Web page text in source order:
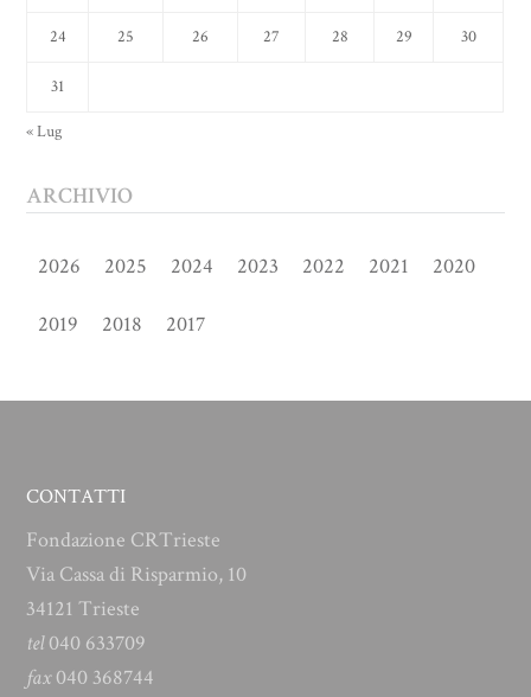
24 25 26 27 28 29 30
31
« Lug
ARCHIVIO
2026 2025 2024 2023 2022 2021 2020
2019 2018 2017
CONTATTI
Fondazione CRTrieste
Via Cassa di Risparmio, 10
34121 Trieste
tel040 633709
fax040 368744